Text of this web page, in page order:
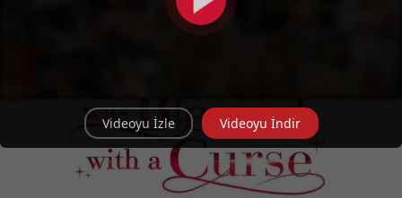
Videoyu İzle Videoyu İndir